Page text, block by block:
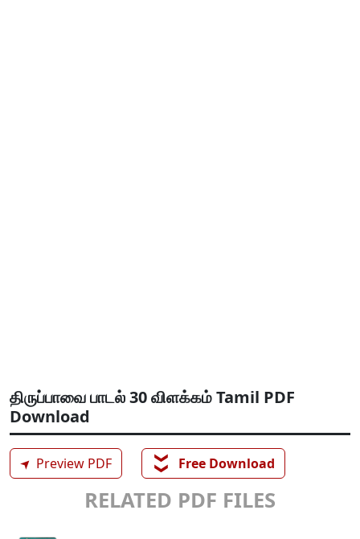
திருப்பாவை பாடல் 30 விளக்கம் Tamil PDF
Download
➤ Preview PDF ❯❯ Free Download
RELATED PDF FILES